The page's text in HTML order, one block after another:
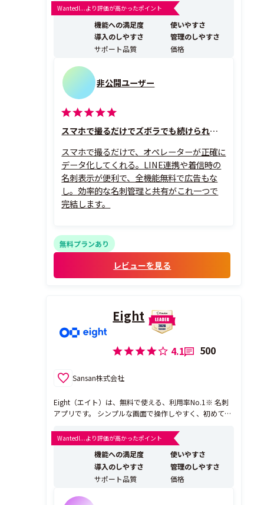
で便利に。他社サービスからの乗り換えも簡単にデータ
移行できます。 ■無料からはじめられる名刺管理 個人名
刺帳は登録できる名刺の枚...
Wantedl...より評価が高かったポイント
機能への満足度
使いやすさ
導入のしやすさ
管理のしやすさ
サポート品質
価格
非公開ユーザー
スマホで撮るだけでズボラでも続けられる名刺整理
スマホで撮るだけで、オペレーターが正確に
データ化してくれる。LINE連携や着信時の
名刺表示が便利で、全機能無料で広告もな
し。効率的な名刺管理と共有がこれ一つで
完結します。
無料プランあり
レビューを見る
Eight
4.1 500
Sansan株式会社
Eight（エイト）は、無料で使える、利用率No.1※ 名刺
アプリです。 シンプルな画面で操作しやすく、初めて名
を撮影するだけで、日本最高のOCR技術により精度高く
データ化されます。データ化枚数は無制限です。 名刺交
換をした人物や企業とEight上...
Wantedl...より評価が高かったポイント
機能への満足度
使いやすさ
導入のしやすさ
管理のしやすさ
サポート品質
価格